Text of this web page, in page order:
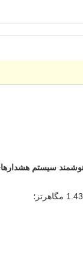
سیستم